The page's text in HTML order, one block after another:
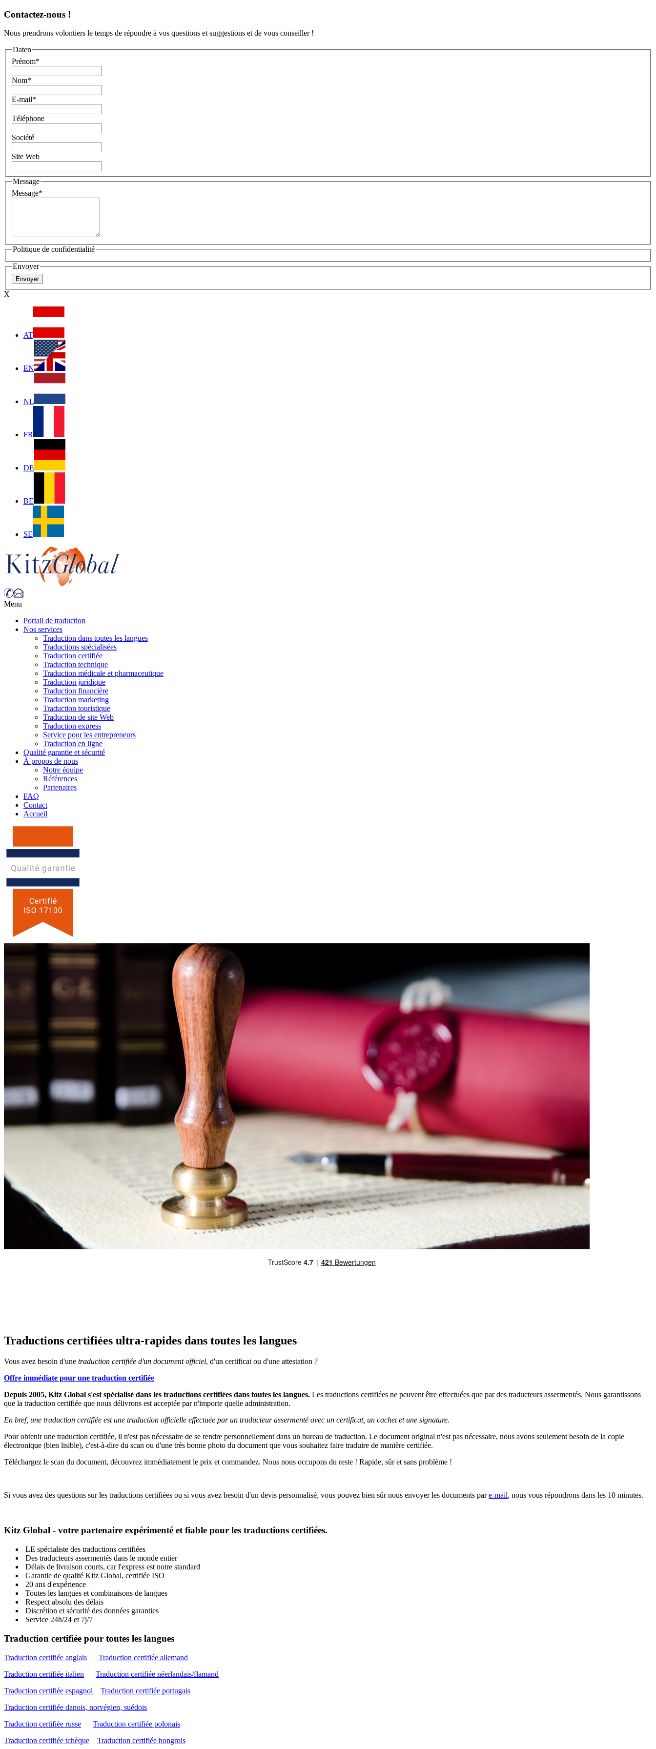
Contactez-nous !
Nous prendrons volontiers le temps de répondre à vos questions et suggestions et de vous conseiller !
Daten
Prénom*
Nom*
E-mail*
Téléphone
Société
Site Web
Message
Message*
Politique de confidentialité
Envoyer
X
AT
EN
NL
FR
DE
BE
SE
Menu
Portail de traduction
Nos services
Traduction dans toutes les langues
Traductions spécialisées
Traduction certifiée
Traduction technique
Traduction médicale et pharmaceutique
Traduction juridique
Traduction financière
Traduction marketing
Traduction touristique
Traduction de site Web
Traduction express
Service pour les entrepreneurs
Traduction en ligne
Qualité garantie et sécurité
À propos de nous
Notre équipe
Références
Partenaires
FAQ
Contact
Accueil
Traductions certifiées ultra-rapides dans toutes les langues
Vous avez besoin d'une traduction certifiée d'un document officiel, d'un certificat ou d'une attestation ?
Offre immédiate pour une traduction certifiée
Depuis 2005, Kitz Global s'est spécialisé dans les traductions certifiées dans toutes les langues. Les traductions certifiées ne peuvent être effectuées que par des traducteurs assermentés. Nous garantissons
que la traduction certifiée que nous délivrons est acceptée par n'importe quelle administration.
En bref, une traduction certifiée est une traduction officielle effectuée par un traducteur assermenté avec un certificat, un cachet et une signature.
Pour obtenir une traduction certifiée, il n'est pas nécessaire de se rendre personnellement dans un bureau de traduction. Le document original n'est pas nécessaire, nous avons seulement besoin de la copie
électronique (bien lisible), c'est-à-dire du scan ou d'une très bonne photo du document que vous souhaitez faire traduire de manière certifiée.
Téléchargez le scan du document, découvrez immédiatement le prix et commandez. Nous nous occupons du reste ! Rapide, sûr et sans problème !
Si vous avez des questions sur les traductions certifiées ou si vous avez besoin d'un devis personnalisé, vous pouvez bien sûr nous envoyer les documents pare-mail, nous vous répondrons dans les 10 minutes.
Kitz Global - votre partenaire expérimenté et fiable pour les traductions certifiées.
LE spécialiste des traductions certifiées
Des traducteurs assermentés dans le monde entier
Délais de livraison courts, car l'express est notre standard
Garantie de qualité Kitz Global, certifiée ISO
20 ans d'expérience
Toutes les langues et combinaisons de langues
Respect absolu des délais
Discrétion et sécurité des données garanties
Service 24h/24 et 7j/7
Traduction certifiée pour toutes les langues
Traduction certifiée anglais
Traduction certifiée allemand
Traduction certifiée italien
Traduction certifiée néerlandais/flamand
Traduction certifiée espagnol
Traduction certifiée portugais
Traduction certifiée danois, norvégien, suédois
Traduction certifiée russe
Traduction certifiée polonais
Traduction certifiée tchèque
Traduction certifiée hongrois